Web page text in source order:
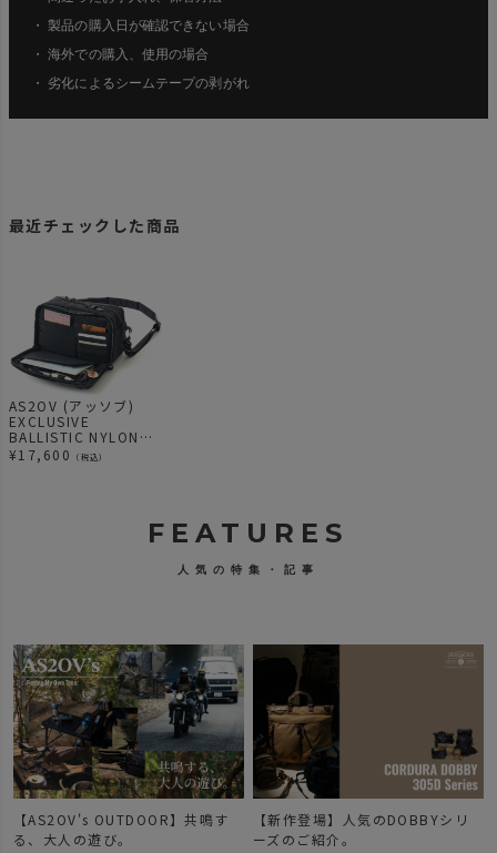
・ 製品の購入日が確認できない場合
・ 海外での購入、使用の場合
・ 劣化によるシームテープの剥がれ
最近チェックした商品
AS2OV (アッソブ)
EXCLUSIVE
BALLISTIC NYLON
MINI SHOULDER
¥17,600 （税込）
FEATURES
人気の特集・記事
【AS2OV's OUTDOOR】共鳴す
る、大人の遊び。
【新作登場】人気のDOBBYシリ
ーズのご紹介。